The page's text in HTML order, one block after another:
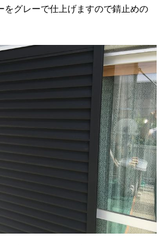
をグレーで仕上げますので錆止めの